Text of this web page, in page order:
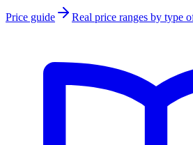
Price guide Real price ranges by type